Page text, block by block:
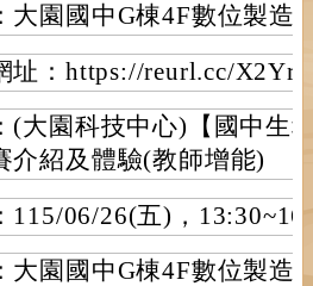
大園國中G棟4F數位製造
址：https://reurl.cc/
(大園科技中心)【國中生
介紹及體驗(教師增能)
115/06/26(五)，
大園國中G棟4F數位製造